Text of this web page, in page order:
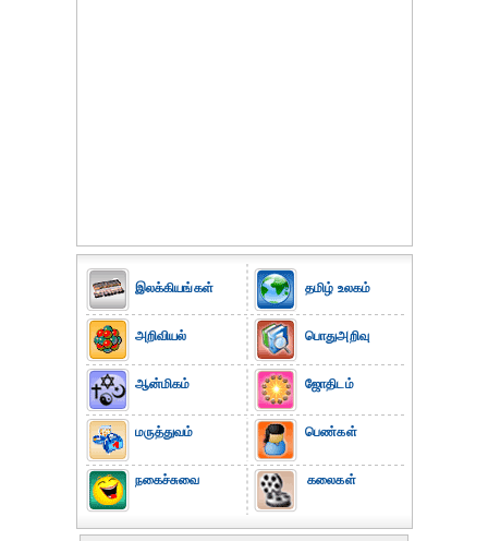
இலக்கியங்கள்
அறிவியல்
ஆன்மிகம்
மருத்துவம்
நகைச்சுவை
தமிழ் உலகம்
பொதுஅறிவு
ஜோதிடம்
பெண்கள்
கலைகள்